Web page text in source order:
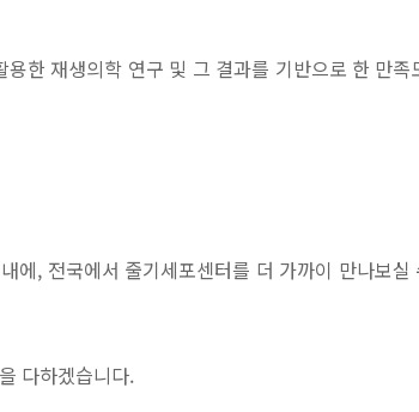
한 재생의학 연구 및 그 결과를 기반으로 한 만
에, 전국에서 줄기세포센터를 더 가까이 만나보
다하겠습니다.